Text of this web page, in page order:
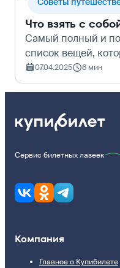
Что взять с
Самый полный и
список вещей,
с собой в салон
ваше пребывание
07.04.2025 6 мин
Сервис билетных лазеек
Компания
Главное о Купибилете